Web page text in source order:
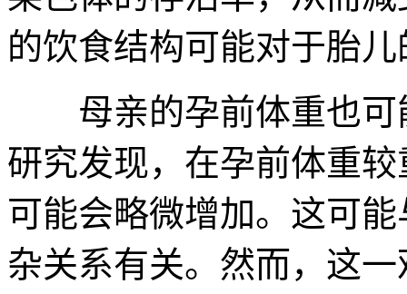
的饮食结构可能对于胎
母亲的孕前体重也可
研究发现，在孕前体重
可能会略微增加。这可
杂关系有关。然而，这